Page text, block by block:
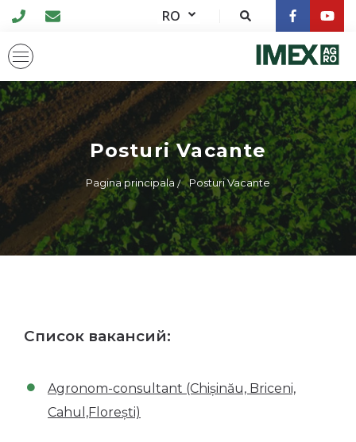
RO
Posturi Vacante
Pagina principala Posturi Vacante
Список вакансий:
Agronom-consultant (Chișinău, Briceni,
Cahul,Florești)